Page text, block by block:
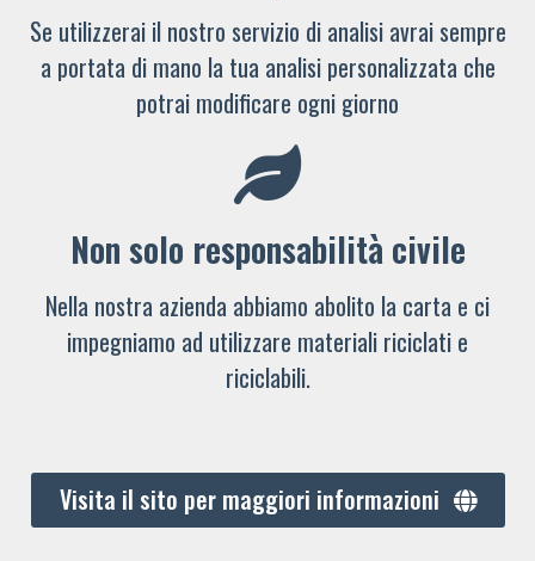
Se utilizzerai il nostro servizio di analisi avrai sempre
a portata di mano la tua analisi personalizzata che
potrai modificare ogni giorno
Non solo responsabilità civile
Nella nostra azienda abbiamo abolito la carta e ci
impegniamo ad utilizzare materiali riciclati e
riciclabili.
Visita il sito per maggiori informazioni